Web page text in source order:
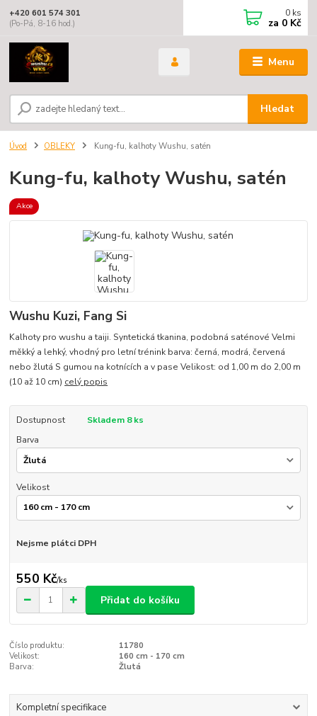
Menu
Hledat
+420 601 574 301
(Po-Pá, 8-16 hod.)
0 ks
za 0 Kč
Úvod OBLEKY Kung-fu, kalhoty Wushu, satén
Kung-fu, kalhoty Wushu, satén
Akce
Wushu Kuzi, Fang Si
Kalhoty pro wushu a taiji. Syntetická tkanina, podobná saténové Velmi
měkký a lehký, vhodný pro letní trénink barva: černá, modrá, červená
nebo žlutá S gumou na kotnících a v pase Velikost: od 1,00 m do 2,00 m
(10 až 10 cm) celý popis
Dostupnost
Skladem 8 ks
Barva
Velikost
Nejsme plátci DPH
550 Kč/ks
Přidat do košíku
Číslo produktu:
11780
Velikost:
160 cm - 170 cm
Barva:
Žlutá
Kompletní specifikace